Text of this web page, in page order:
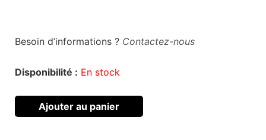
Besoin d’informations ? Contactez-nous
Disponibilité : En stock
Ajouter au panier